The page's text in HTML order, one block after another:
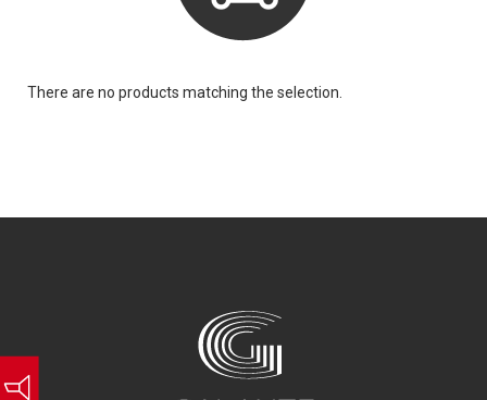
There are no products matching the selection.